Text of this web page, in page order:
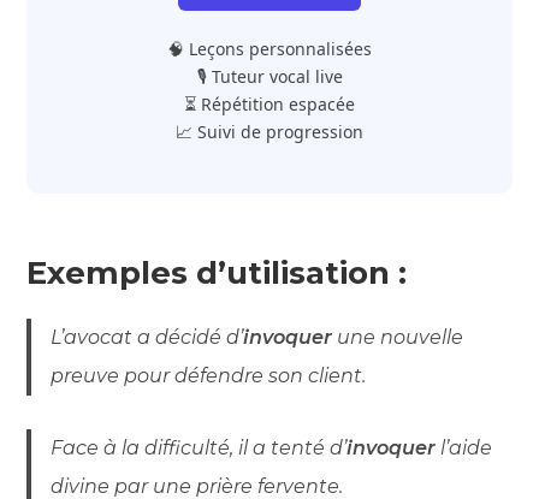
🧠 Leçons personnalisées
🎙️ Tuteur vocal live
⏳ Répétition espacée
📈 Suivi de progression
Exemples d’utilisation :
L’avocat a décidé d’invoquer une nouvelle
preuve pour défendre son client.
Face à la difficulté, il a tenté d’invoquer l’aide
divine par une prière fervente.